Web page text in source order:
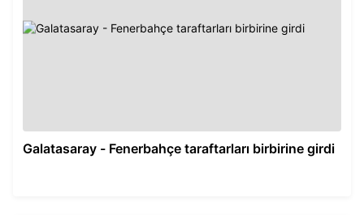
Galatasaray - Fenerbahçe taraftarları birbirine girdi